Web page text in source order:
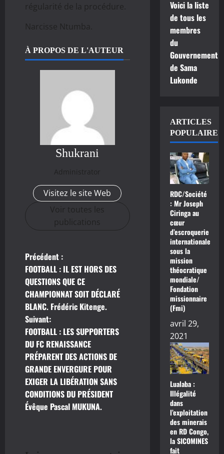
régularité de la procédure.
Narcisse Ntumba.
À PROPOS DE L'AUTEUR
Shukrani
Administrator
Visitez le site Web
Voir toutes les
publications
N
a
v
i
g
a
t
i
n
Précédent :
FOOTBALL : IL EST HORS DES
QUESTIONS QUE CE
CHAMPIONNAT SOIT DÉCLARÉ
BLANC. Frédéric Kitenge.
Suivant:
FOOTBALL : LES SUPPORTERS
DU FC RENAISSANCE
PRÉPARENT DES ACTIONS DE
GRANDE ENVERGURE POUR
EXIGER LA LIBÉRATION SANS
CONDITIONS DU PRÉSIDENT
Évêque Pascal MUKUNA.
Voici la liste
de tous les
membres
du
Gouvernement
de Sama
Lukonde
ARTICLES
POPULAIRE
RDC/Société
: Mr Joseph
Ciringa au
cœur
d’escroquerie
internationale
sous la
mission
théocratique
mondiale/
Fondation
missionnaire
(Fmi)
avril 29,
2021
Lualaba :
Illégalité
dans
l’exploitation
des minerais
en RD Congo,
la SICOMINES
fait